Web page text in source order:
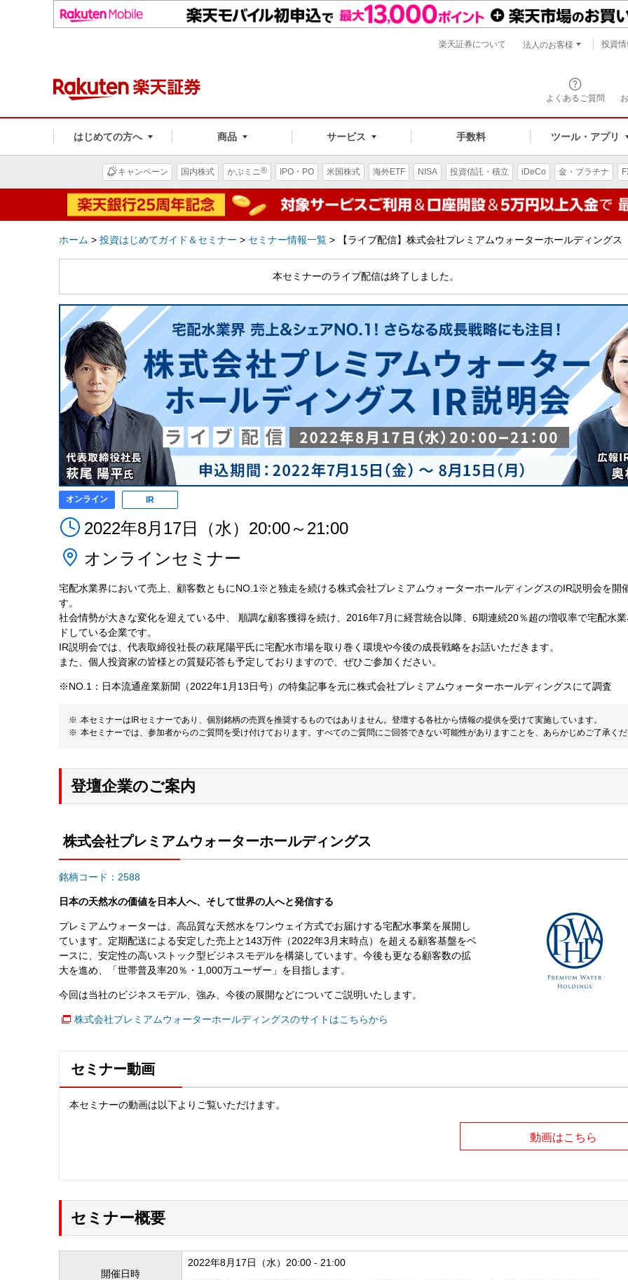
よくあるご質問
はじめての方へ 商品 サービス 手数料 ツール・アプリ
楽天証券について 法人のお客様 投資
キャンペーン 国内株式 かぶミニ® IPO・PO 米国株式 海外ETF NISA 投資信託・積立 iDeCo 金・プラチナ
ホーム > 投資はじめてガイド＆セミナー > セミナー情報一覧 > 【ライブ配信】株式会社プレミアムウォーターホールディング
本セミナーのライブ配信は終了しました。
オンライン IR
2022年8月17日（水）20:00～21:00
オンラインセミナー
宅配水業界において売上、顧客数ともにNO.1※と独走を続ける株式会社プレミアムウォーターホールディングスのIR説明会を開
す。
社会情勢が大きな変化を迎えている中、 順調な顧客獲得を続け、2016年7月に経営統合以降、6期連続20％超の増収率で宅配水
ドしている企業です。
IR説明会では、代表取締役社長の萩尾陽平氏に宅配水市場を取り巻く環境や今後の成長戦略をお話いただきます。
また、個人投資家の皆様との質疑応答も予定しておりますので、ぜひご参加ください。
※NO.1：日本流通産業新聞（2022年1月13日号）の特集記事を元に株式会社プレミアムウォーターホールディングスにて調査
本セミナーはIRセミナーであり、個別銘柄の売買を推奨するものではありません。登壇する各社から情報の提供を受けて実施しています。
本セミナーでは、参加者からのご質問を受け付けております。すべてのご質問にご回答できない可能性がありますことを、あらかじめご了承く
登壇企業のご案内
株式会社プレミアムウォーターホールディングス
銘柄コード：2588
日本の天然水の価値を日本人へ、そして世界の人へと発信する
プレミアムウォーターは、高品質な天然水をワンウェイ方式でお届けする宅配水事業を展開し
ています。定期配送による安定した売上と143万件（2022年3月末時点）を超える顧客基盤をベ
ースに、安定性の高いストック型ビジネスモデルを構築しています。今後も更なる顧客数の拡
大を進め、「世帯普及率20％・1,000万ユーザー」を目指します。
今回は当社のビジネスモデル、強み、今後の展開などについてご説明いたします。
株式会社プレミアムウォーターホールディングスのサイトはこちらから
セミナー動画
本セミナーの動画は以下よりご覧いただけます。
動画はこちら
セミナー概要
開催日時
2022年8月17日（水）20:00 - 21:00